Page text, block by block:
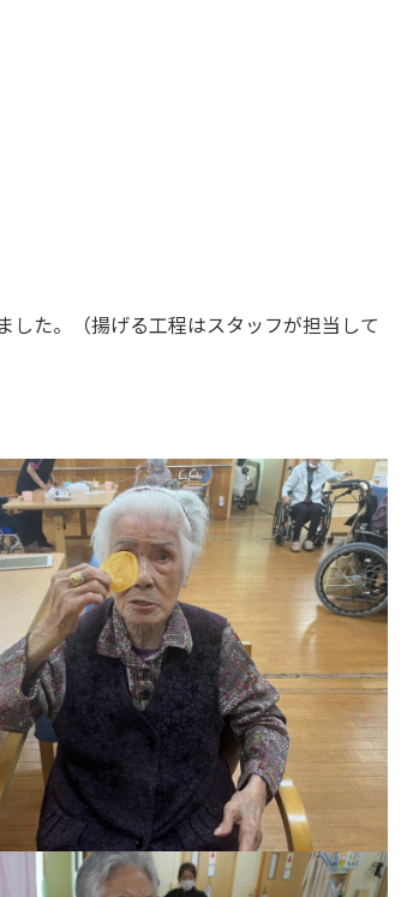
た。（揚げる工程はスタッフが担当して